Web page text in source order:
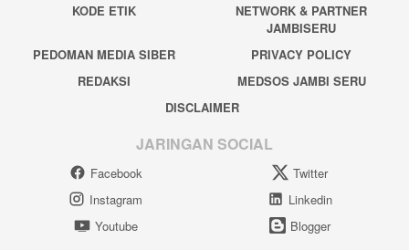
KODE ETIK
NETWORK & PARTNER
JAMBISERU
PEDOMAN MEDIA SIBER
PRIVACY POLICY
REDAKSI
MEDSOS JAMBI SERU
DISCLAIMER
JARINGAN SOCIAL
Facebook
Twitter
Instagram
Linkedin
Youtube
Blogger